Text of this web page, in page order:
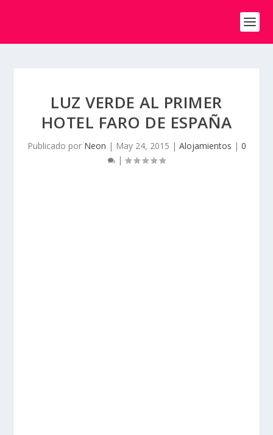
LUZ VERDE AL PRIMER
HOTEL FARO DE ESPAÑA
Publicado por Neon | May 24, 2015 | Alojamientos | 0
|